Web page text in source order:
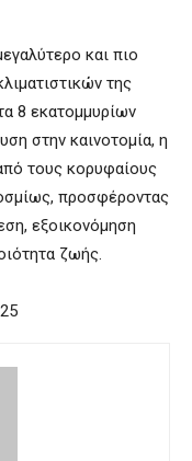
και πιο
της
8 εκατομμυρίων
στην καινοτομία, η
τους κορυφαίους
προσφέροντας
εξοικονόμηση
ζωής.